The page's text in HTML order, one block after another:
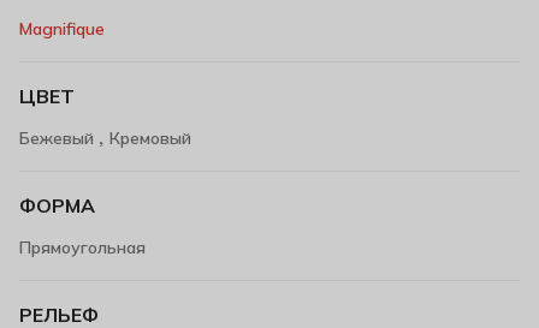
Magnifique
ЦВЕТ
Бежевый , Кремовый
ФОРМА
Прямоугольная
РЕЛЬЕФ